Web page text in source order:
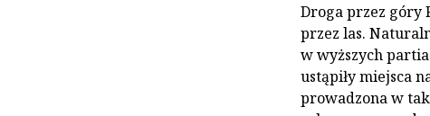
Droga przez góry
przez las.
w wyższych
ustąpiły miejsca
prowadzona w